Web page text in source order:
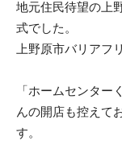
地元住民待望の上
式でした。
上野原市バリアフ
「ホームセンタ
んの開店も控えて
す。